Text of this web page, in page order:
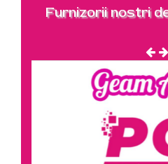
Furnizorii nostri